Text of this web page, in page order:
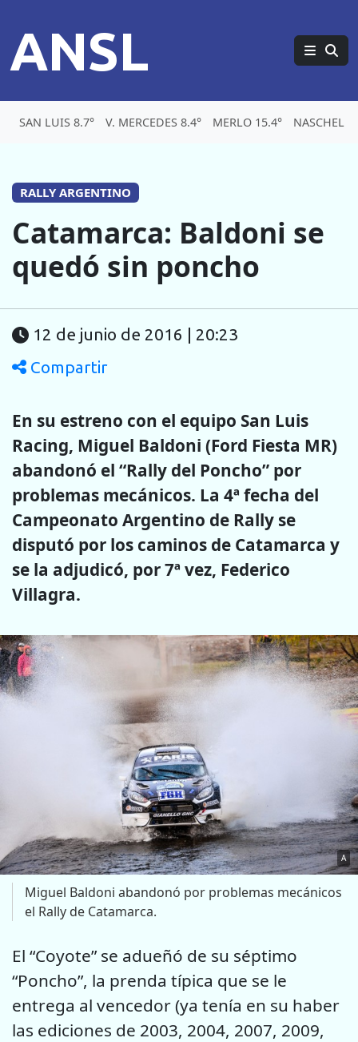
ANSL
SAN LUIS 8.7° V. MERCEDES 8.4° MERLO 15.4° NASCHEL
RALLY ARGENTINO
Catamarca: Baldoni se
quedó sin poncho
12 de junio de 2016 | 20:23
Compartir
En su estreno con el equipo San Luis
Racing, Miguel Baldoni (Ford Fiesta MR)
abandonó el “Rally del Poncho” por
problemas mecánicos. La 4ª fecha del
Campeonato Argentino de Rally se
disputó por los caminos de Catamarca y
se la adjudicó, por 7ª vez, Federico
Villagra.
A
Miguel Baldoni abandonó por problemas mecánicos
el Rally de Catamarca.
El “Coyote” se adueñó de su séptimo
“Poncho”, la prenda típica que se le
entrega al vencedor (ya tenía en su haber
las ediciones de 2003, 2004, 2007, 2009,